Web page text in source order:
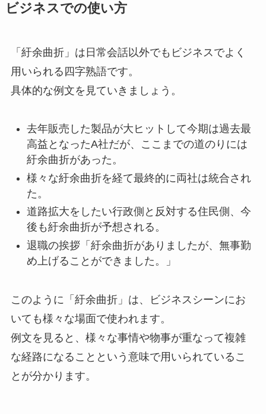
ビジネスでの使い方
「紆余曲折」は日常会話以外でもビジネスでよく
用いられる四字熟語です。
具体的な例文を見ていきましょう。
去年販売した製品が大ヒットして今期は過去最
高益となったA社だが、ここまでの道のりには
紆余曲折があった。
様々な紆余曲折を経て最終的に両社は統合され
た。
道路拡大をしたい行政側と反対する住民側、今
後も紆余曲折が予想される。
退職の挨拶「紆余曲折がありましたが、無事勤
め上げることができました。」
このように「紆余曲折」は、ビジネスシーンにお
いても様々な場面で使われます。
例文を見ると、様々な事情や物事が重なって複雑
な経路になることという意味で用いられているこ
とが分かります。